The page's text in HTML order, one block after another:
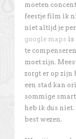
moeten
feestje film ik
niet altijd je
google maps is
te
moet zijn.
zorgt er op zijn
een stad kan
sommige
heb ik dus
best wezen.